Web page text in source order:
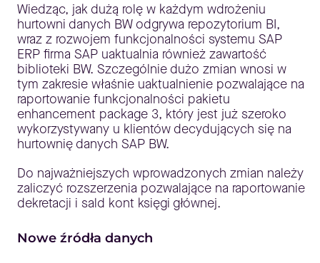
Wiedząc, jak dużą rolę w każdym wdrożeniu
hurtowni danych BW odgrywa repozytorium BI,
wraz z rozwojem funkcjonalności systemu SAP
ERP firma SAP uaktualnia również zawartość
biblioteki BW. Szczególnie dużo zmian wnosi w
tym zakresie właśnie uaktualnienie pozwalające na
raportowanie funkcjonalności pakietu
enhancement package 3, który jest już szeroko
wykorzystywany u klientów decydujących się na
hurtownię danych SAP BW.
Do najważniejszych wprowadzonych zmian należy
zaliczyć rozszerzenia pozwalające na raportowanie
dekretacji i sald kont księgi głównej.
Nowe źródła danych